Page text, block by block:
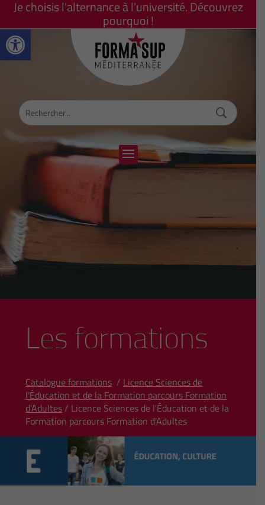
Ouvrir la barre d’outils
Je choisis l’alternance à l’université. Découvrez
pourquoi !
Les formations
Catalogue formations / Licence Sciences de
l'Éducation et de la Formation parcours Formation
d'Adultes/ Licence Sciences de l'Éducation et de la
Formation parcours Formation d'Adultes